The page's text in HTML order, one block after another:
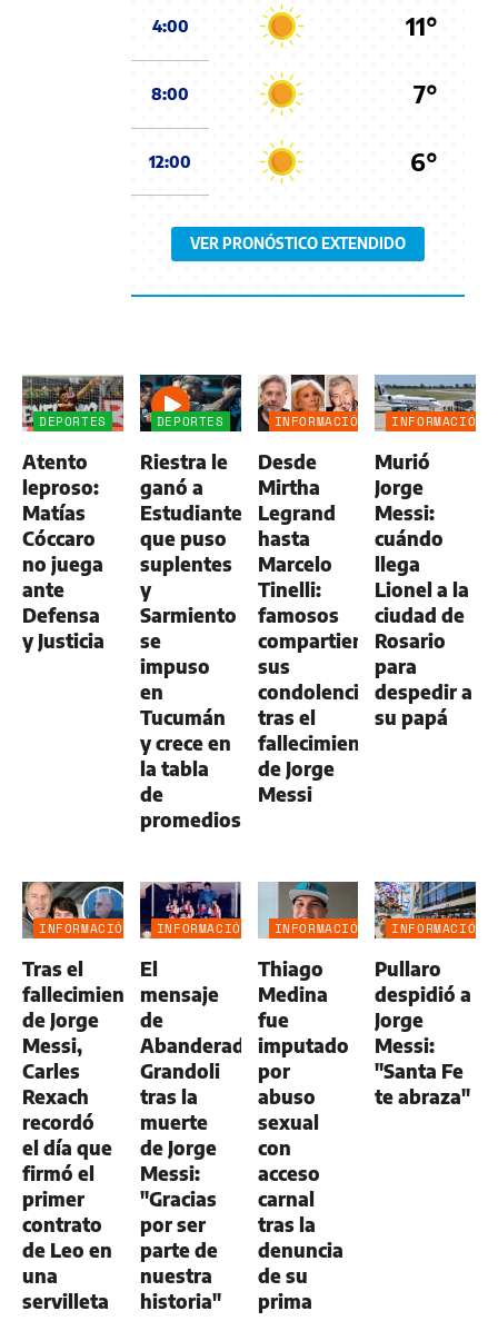
4:00 11°
8:00 7°
12:00 6°
VER PRONÓSTICO EXTENDIDO
DEPORTES
Atento
leproso:
Matías
Cóccaro
no juega
ante
Defensa
y Justicia
DEPORTES
Riestra le
ganó a
Estudiantes,
que puso
suplentes
y
Sarmiento
se
impuso
en
Tucumán
y crece en
la tabla
de
promedios
INFORMACIÓN
Desde
Mirtha
Legrand
hasta
Marcelo
Tinelli:
famosos
compartieron
sus
condolencias
tras el
fallecimiento
de Jorge
Messi
INFORMACIÓN
Murió
Jorge
Messi:
cuándo
llega
Lionel a la
ciudad de
Rosario
para
despedir a
su papá
INFORMACIÓN
Tras el
fallecimiento
de Jorge
Messi,
Carles
Rexach
recordó
el día que
firmó el
primer
contrato
de Leo en
una
servilleta
INFORMACIÓN
El
mensaje
de
Abanderado
Grandoli
tras la
muerte
de Jorge
Messi:
"Gracias
por ser
parte de
nuestra
historia"
INFORMACIÓN
Thiago
Medina
fue
imputado
por
abuso
sexual
con
acceso
carnal
tras la
denuncia
de su
prima
INFORMACIÓN
Pullaro
despidió a
Jorge
Messi:
"Santa Fe
te abraza"